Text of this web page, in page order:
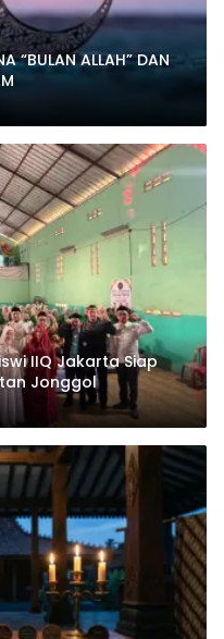
“BULAN ALLAH” DAN
IIQ Jakarta Siap
Jonggol